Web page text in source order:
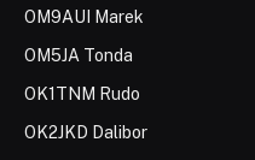
OM9AUI Marek
OM5JA Tonda
OK1TNM Rudo
OK2JKD Dalibor